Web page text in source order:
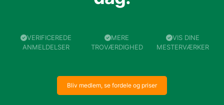
VERIFICEREDE
ANMELDELSER
MERE
TROVÆRDIGHED
VIS DINE
MESTERVÆRKER
Bliv medlem, se fordele og priser